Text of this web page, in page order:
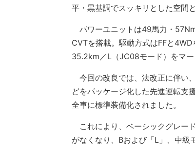
平・黒基調でスッキリとした空間
パワーユニットは49馬力・
CVTを搭載。駆動方式はFFと
35.2km／L（JC08モード）をマー
今回の改良では、法改正に伴い
どをパッケージ化した先進運転支
全車に標準装備化されました。
これにより、ベーシックグレー
がなくなり、Bおよび「L」、中級